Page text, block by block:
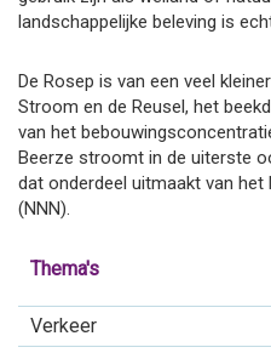
landschappelijke beleving is
De Rosep is van een veel
Stroom en de Reusel, het
van het
Beerze stroomt in de uiterste
dat onderdeel uitmaakt van het
(NNN).
Thema's
Verkeer